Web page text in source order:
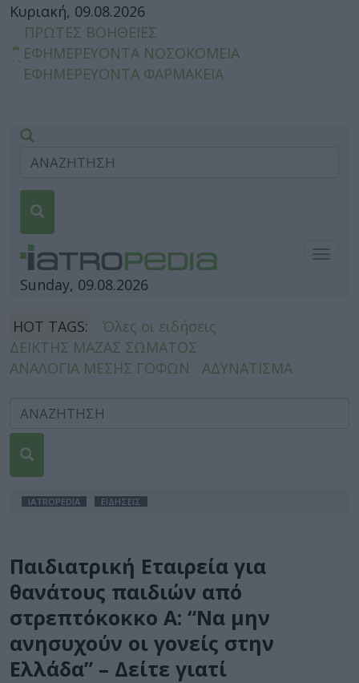
Κυριακή, 09.08.2026
ΠΡΩΤΕΣ ΒΟΗΘΕΙΕΣ
ΕΦΗΜΕΡΕΥΟΝΤΑ ΝΟΣΟΚΟΜΕΙΑ
ΕΦΗΜΕΡΕΥΟΝΤΑ ΦΑΡΜΑΚΕΙΑ
Sunday, 09.08.2026
HOT TAGS:
Όλες οι ειδήσεις
ΔΕΙΚΤΗΣ ΜΑΖΑΣ ΣΩΜΑΤΟΣ
ΑΝΑΛΟΓΙΑ ΜΕΣΗΣ ΓΟΦΩΝ
ΑΔΥΝΑΤΙΣΜΑ
IATROPEDIA ΕΙΔΗΣΕΙΣ
Παιδιατρική Εταιρεία για
θανάτους παιδιών από
στρεπτόκοκκο Α: “Να μην
ανησυχούν οι γονείς στην
Ελλάδα” – Δείτε γιατί